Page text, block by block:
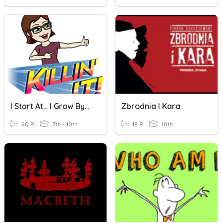
I Start At... I Grow By...
20 P 7th - 10th
Zbrodnia I Kara
18 P 10th